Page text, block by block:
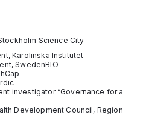
Science City
Karolinska Institutet
SwedenBIO
investigator “Governance for a
Development Council, Region